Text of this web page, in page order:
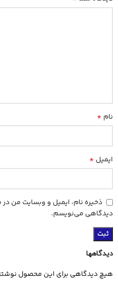
دیدگاهها
هیچ دیدگاهی برای این محصول
نام *
ایمیل *
ذخیره نام، ایمیل و وبسایت من در
دیدگاهی می‌نویسم.